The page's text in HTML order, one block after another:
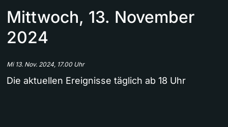
Mittwoch, 13. November
2024
Mi 13. Nov. 2024, 17.00 Uhr
Die aktuellen Ereignisse täglich ab 18 Uhr